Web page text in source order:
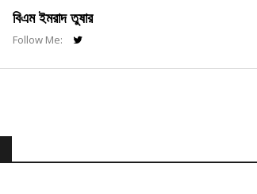
বিএম ইমরাদ তুষার
Follow Me: